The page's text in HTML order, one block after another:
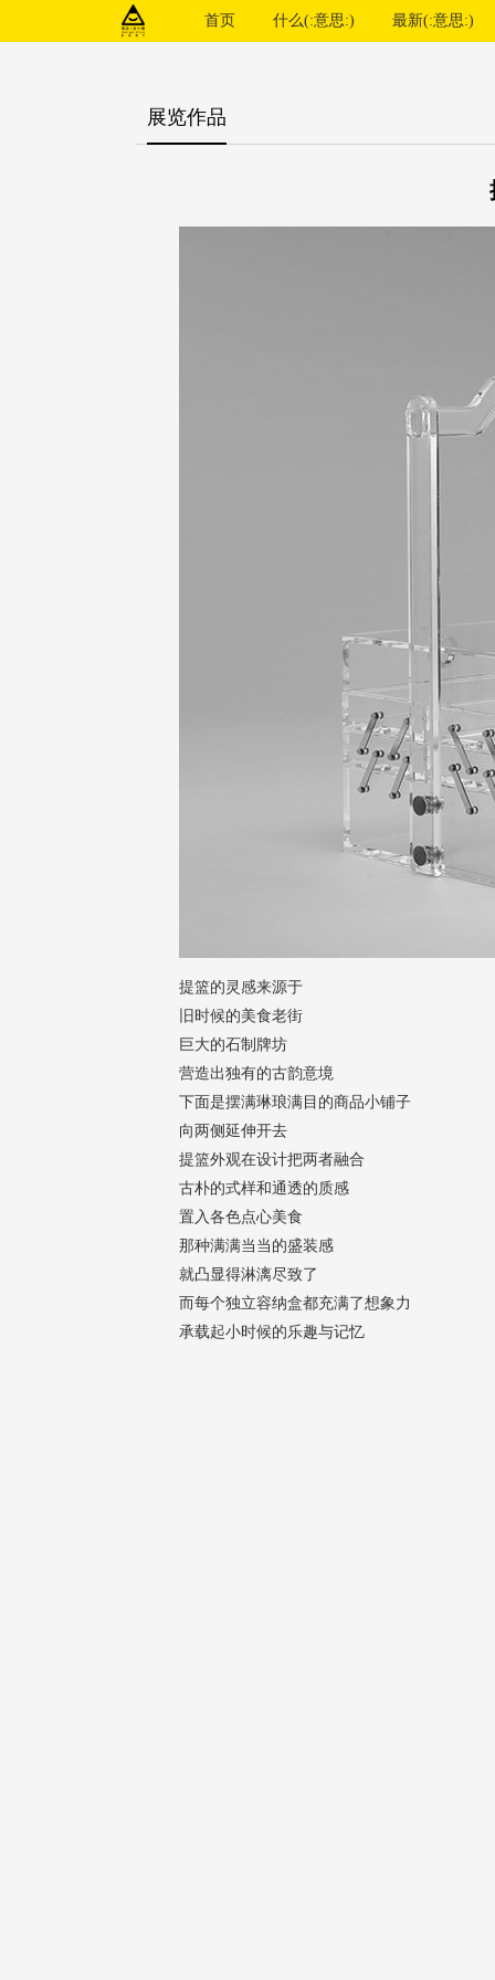
首页 什么(:意思:) 最新(:意思:)
展览作品
提篮的灵感来源于
旧时候的美食老街
巨大的石制牌坊
营造出独有的古韵意境
下面是摆满琳琅满目的商品小铺子
向两侧延伸开去
提篮外观在设计把两者融合
古朴的式样和通透的质感
置入各色点心美食
那种满满当当的盛装感
就凸显得淋漓尽致了
而每个独立容纳盒都充满了想象力
承载起小时候的乐趣与记忆